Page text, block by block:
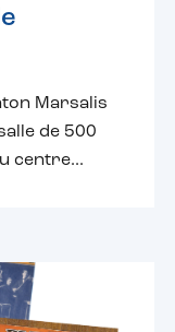
Marsalis
de 500
centre...